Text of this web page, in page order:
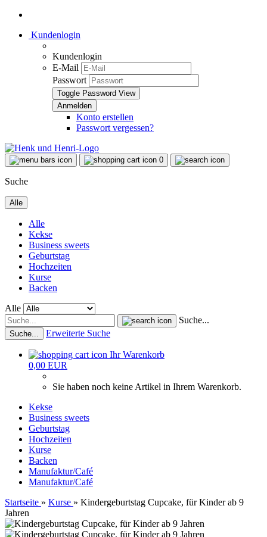
Kundenlogin
Kundenlogin
E-Mail
Passwort
Toggle Password View
Konto erstellen
Passwort vergessen?
0
Suche
Alle
Alle
Kekse
Business sweets
Geburtstag
Hochzeiten
Kurse
Backen
Alle
Suche...
Suche... Erweiterte Suche
Ihr Warenkorb
0,00 EUR
Sie haben noch keine Artikel in Ihrem Warenkorb.
Kekse
Business sweets
Geburtstag
Hochzeiten
Kurse
Backen
Manufaktur/Café
Manufaktur/Café
Startseite » Kurse » Kindergeburtstag Cupcake, für Kinder ab 9
Jahren